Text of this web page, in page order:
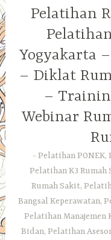
Pelatihan
Yogyakarta
– Diklat
–
Webinar
Pelatihan PONEK,
Pelatihan K3
Rumah Sakit,
Bangsal Keperawatan,
Pelatihan Manajemen
Bidan, Pelatihan